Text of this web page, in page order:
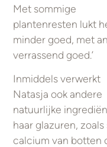
Met sommige
plantenresten lukt
minder goed, met
verrassend goed.’
Inmiddels verwerkt
Natasja ook andere
natuurlijke
haar glazuren, zoals
calcium van botten